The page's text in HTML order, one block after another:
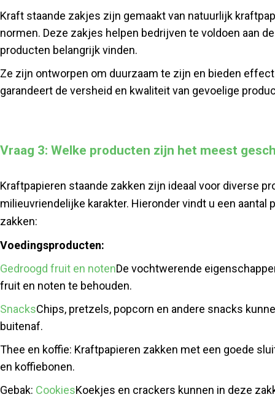
Kraft staande zakjes zijn gemaakt van natuurlijk
normen. Deze zakjes helpen bedrijven te voldoen aan
producten belangrijk vinden.
Ze zijn ontworpen om duurzaam te zijn en bieden
garandeert de versheid en kwaliteit van gevoelige
Vraag 3: Welke producten zijn het meest
Kraftpapieren staande zakken zijn ideaal voor diverse
milieuvriendelijke karakter. Hieronder vindt u een
zakken:
Voedingsproducten:
Gedroogd fruit en notenDe vochtwerende
fruit en noten te behouden.
SnacksChips, pretzels, popcorn en andere snacks
buitenaf.
Thee en koffie: Kraftpapieren zakken met een goede
en koffiebonen.
Gebak: CookiesKoekjes en crackers kunnen in deze